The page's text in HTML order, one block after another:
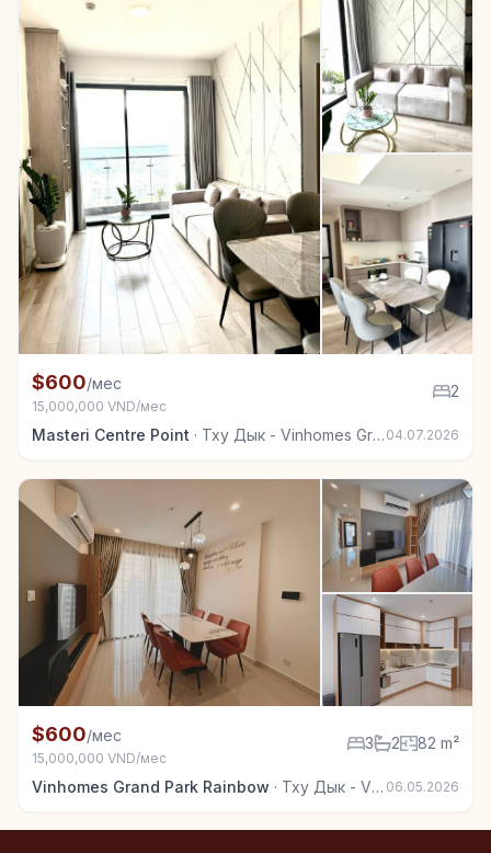
Квартира в аренду в Тху Дык - Vinhomes Grand
$600/мес
15,000,000 VND/мес
2
Masteri Centre Point · Тху Дык - Vinhomes Grand Park 04.07.2026
Квартира в аренду в Тху Дык - Vinhomes Grand
$600/мес
15,000,000 VND/мес
3 2 82 m²
Vinhomes Grand Park Rainbow · Тху Дык - Vinhomes Grand Park 06.05.2026